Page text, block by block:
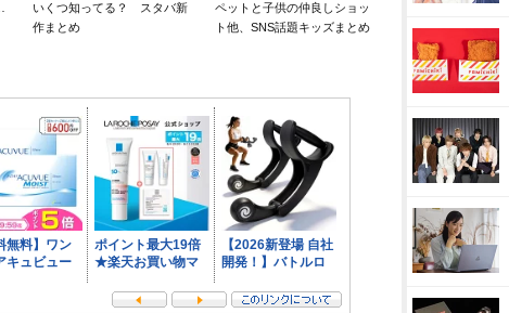
いくつ知ってる？ スタバ新
作まとめ
ペットと子供の仲良しショッ
ト他、SNS話題キッズまとめ